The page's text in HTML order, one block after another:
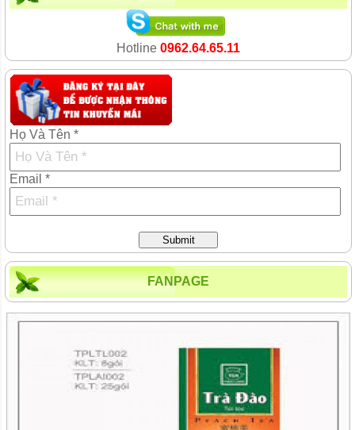
Hotline 0962.64.65.11
Họ Và Tên *
Email *
Submit
FANPAGE